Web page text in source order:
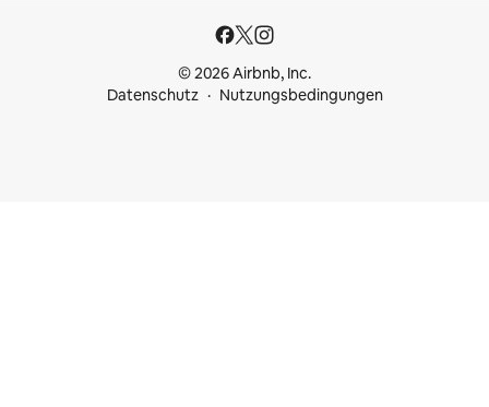
© 2026 Airbnb, Inc.
Datenschutz
Nutzungsbedingungen